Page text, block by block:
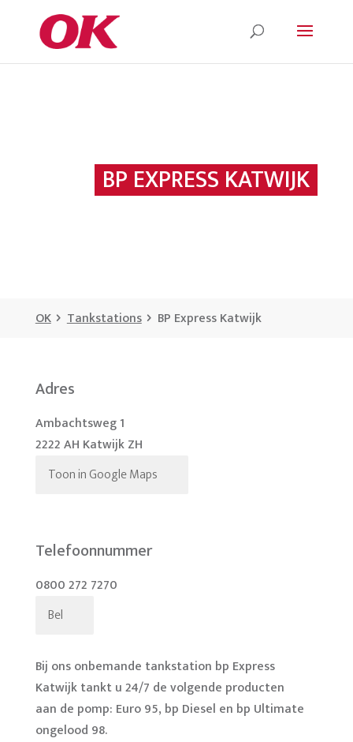
BP EXPRESS KATWIJK
OK Tankstations BP Express Katwijk
Adres
Ambachtsweg 1
2222 AH Katwijk ZH
Toon in Google Maps
Telefoonnummer
0800 272 7270
Bel
Bij ons onbemande tankstation bp Express
Katwijk tankt u 24/7 de volgende producten
aan de pomp: Euro 95, bp Diesel en bp Ultimate
ongelood 98.